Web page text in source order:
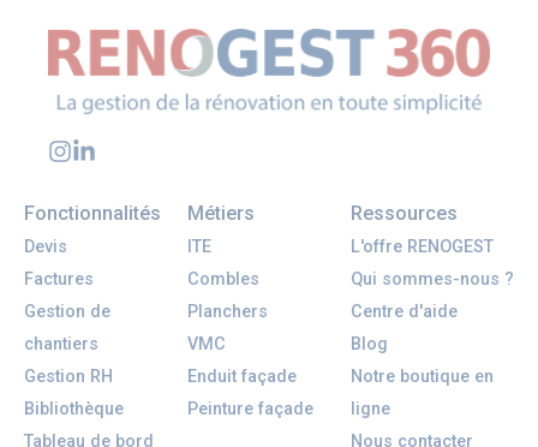
Fonctionnalités
Devis
Factures
Gestion de
chantiers
Gestion RH
Bibliothèque
Tableau de bord
Métiers
ITE
Combles
Planchers
VMC
Enduit façade
Peinture façade
Ressources
L'offre RENOGEST
Qui sommes-nous ?
Centre d'aide
Blog
Notre boutique en
ligne
Nous contacter